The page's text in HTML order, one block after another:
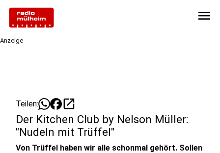
menu
Anzeige
Teilen: open_in_new
Der Kitchen Club by Nelson Müller:
"Nudeln mit Trüffel"
Von Trüffel haben wir alle schonmal gehört. Sollen